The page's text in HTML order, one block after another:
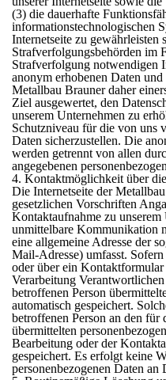
(3) die dauerhafte
informationstechnologischen
Internetseite zu gewährleisten
Strafverfolgungsbehörden im
Strafverfolgung notwendigen
anonym erhobenen Daten
Metallbau Brauner daher
Ziel ausgewertet, den
unserem Unternehmen zu
Schutzniveau für die von uns
Daten sicherzustellen. Die
werden getrennt von allen
angegebenen
4. Kontaktmöglichkeit über
Die Internetseite der
gesetzlichen Vorschriften
Kontaktaufnahme zu
unmittelbare Kommunikation
eine allgemeine Adresse der
Mail-Adresse) umfasst.
oder über ein
Verarbeitung
betroffenen Person
automatisch gespeichert.
betroffenen Person an den
übermittelten
Bearbeitung oder der
gespeichert. Es erfolgt keine
personenbezogenen Daten an